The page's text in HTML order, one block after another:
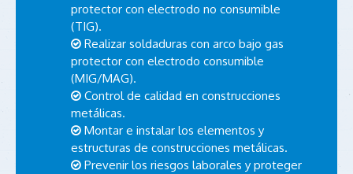
protector con electrodo no consumible
(TIG).
Realizar soldaduras con arco bajo gas
protector con electrodo consumible
(MIG/MAG).
Control de calidad en construcciones
metálicas.
Montar e instalar los elementos y
estructuras de construcciones metálicas.
Prevenir los riesgos laborales y proteger